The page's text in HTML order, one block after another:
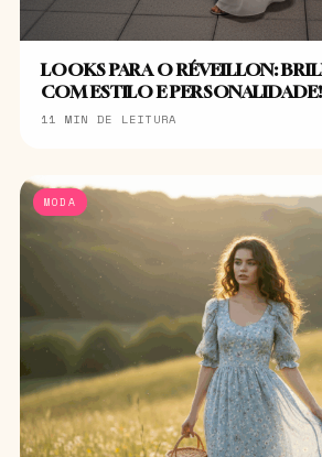
LOOKS PARA O RÉVEILLON:
COM ESTILO E PERSONALIDADE!
11 MIN DE LEITURA
MODA